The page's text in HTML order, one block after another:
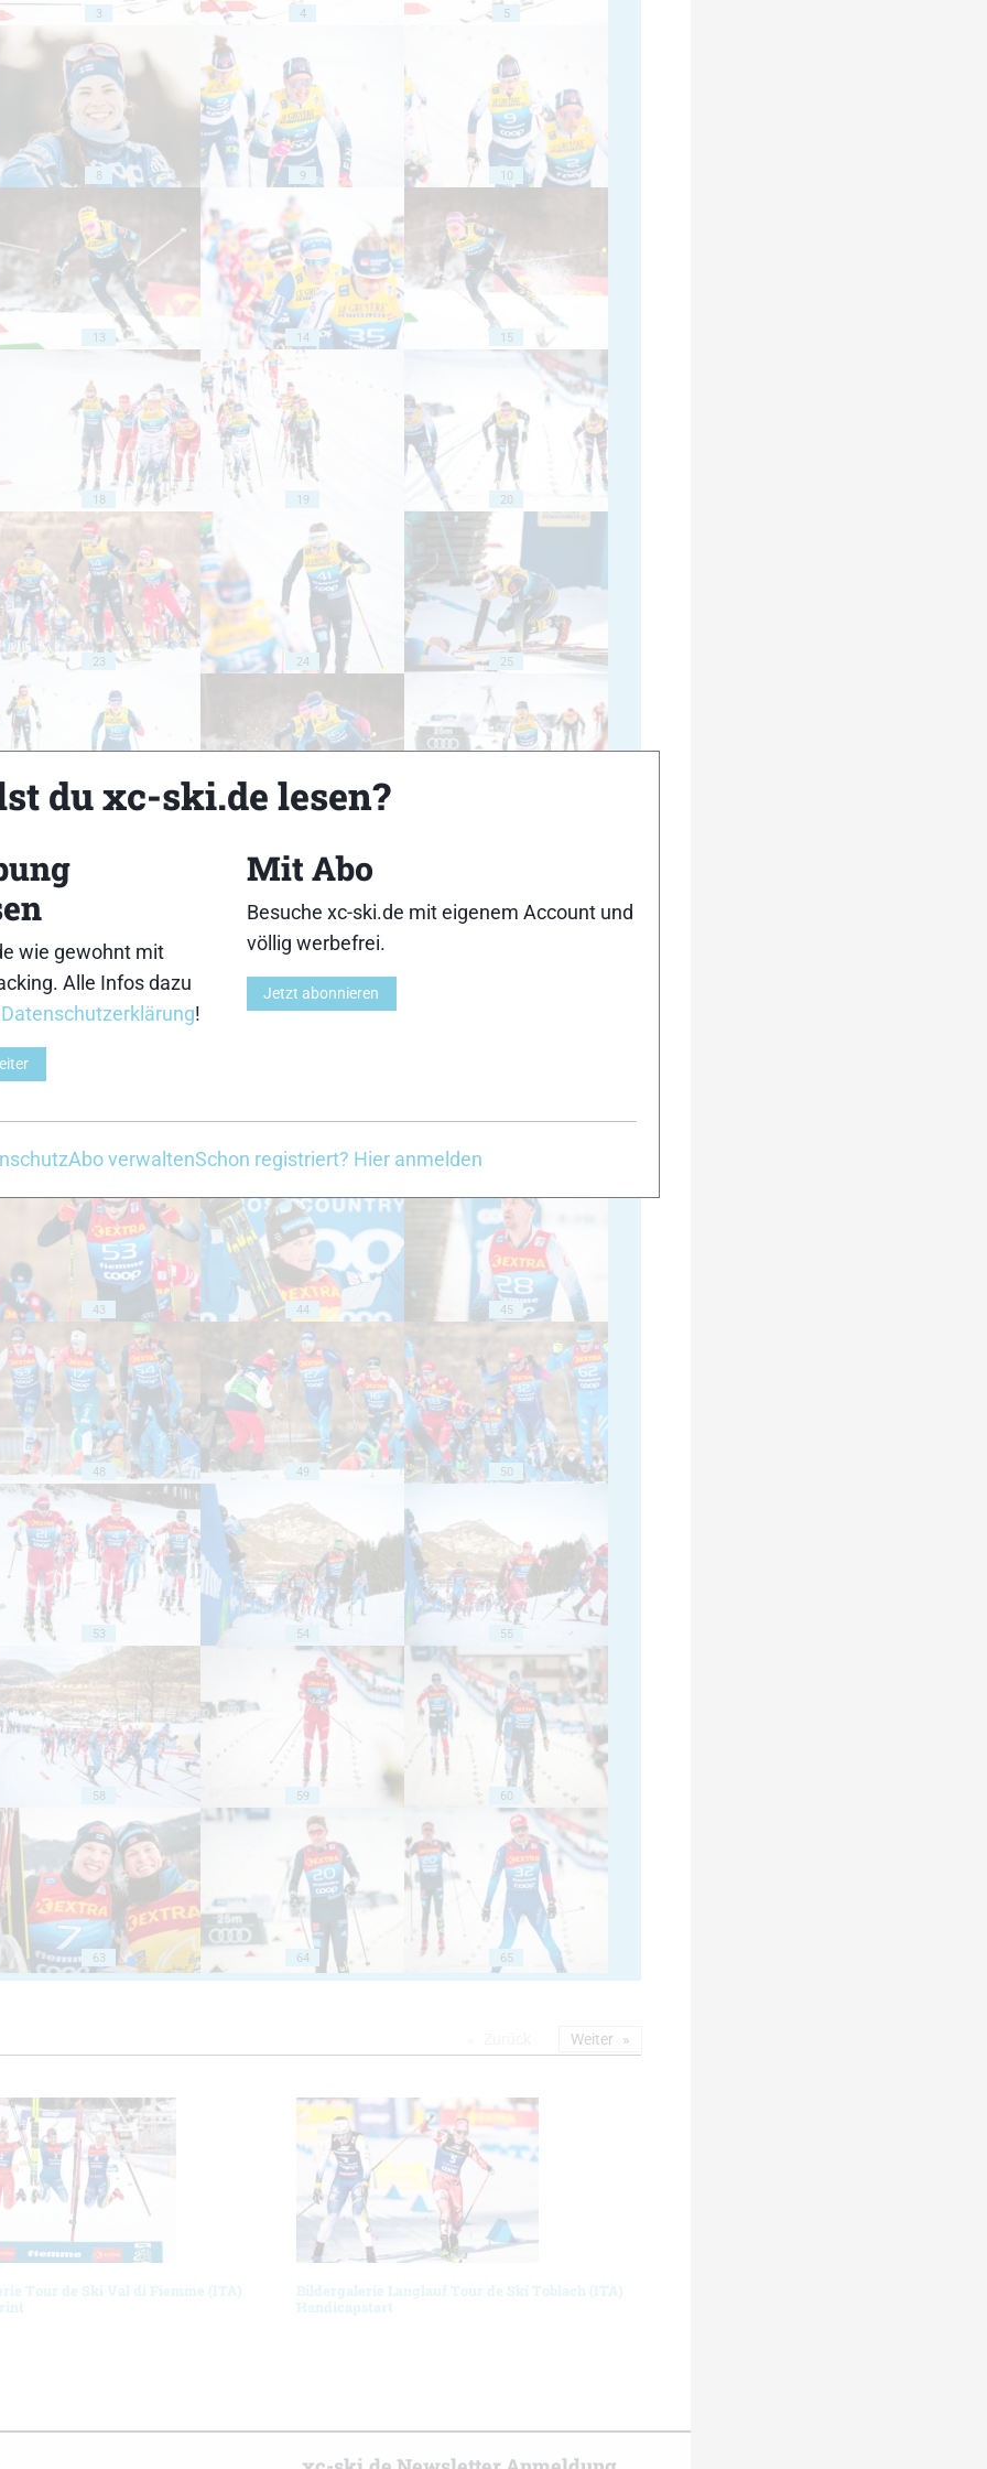
3 4 5
8 9 10
13 14 15
18 19 20
23 24 25
33 34
43 44 45
48 49 50
53 54 55
58 59 60
63 64 65
Tour de Ski Val di Fiemme (ITA)
Bildergalerie Langlauf Tour de Ski Toblach (ITA)
Handicapstart
Weiter
du xc-ski.de lesen?
wie gewohnt mit
Alle Infos dazu
Datenschutzerklärung!
Mit Abo
Besuche xc-ski.de mit eigenem Account und
völlig werbefrei.
Jetzt abonnieren
Abo verwaltenSchon registriert? Hier anmelden